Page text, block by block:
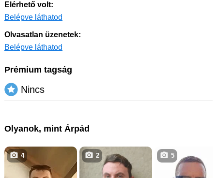
Elérhető volt:
Belépve láthatod
Olvasatlan üzenetek:
Belépve láthatod
Prémium tagság
Nincs
Olyanok, mint Árpád
4 2 5